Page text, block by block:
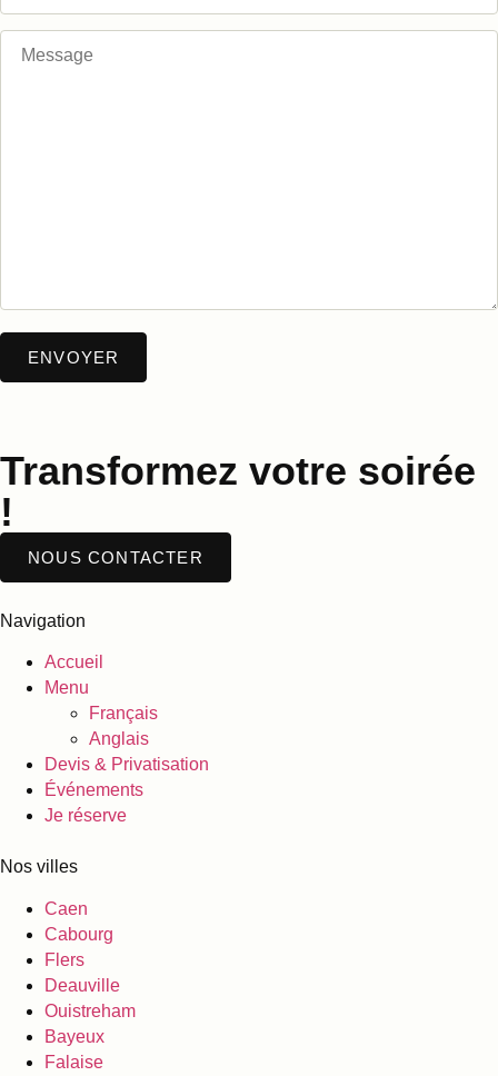
Transformez votre soirée
!
NOUS CONTACTER
Navigation
Accueil
Menu
Français
Anglais
Devis & Privatisation
Événements
Je réserve
Nos villes
Caen
Cabourg
Flers
Deauville
Ouistreham
Bayeux
Falaise